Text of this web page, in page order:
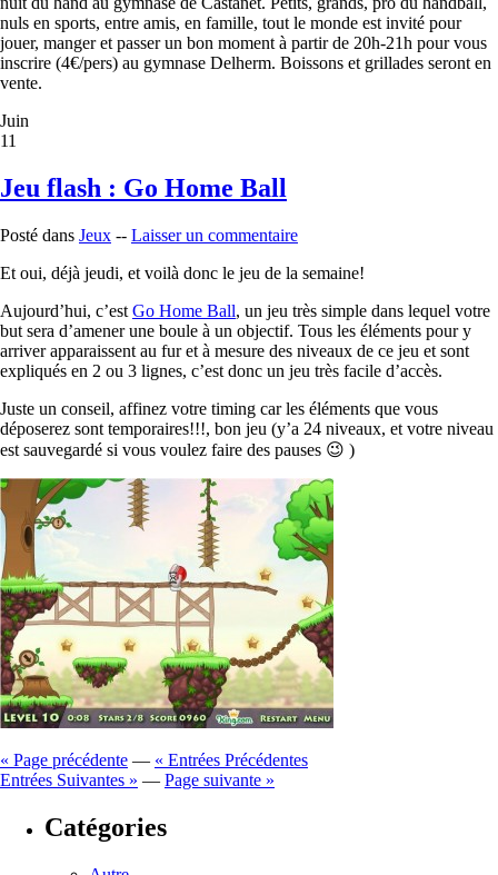
nuls en sports, entre amis, en famille, tout le monde est invité pour
jouer, manger et passer un bon moment à partir de 20h-21h pour vous
inscrire (4€/pers) au gymnase Delherm. Boissons et grillades seront en
vente.
Juin
11
Jeu flash : Go Home Ball
Posté dans Jeux -- Laisser un commentaire
Et oui, déjà jeudi, et voilà donc le jeu de la semaine!
Aujourd’hui, c’est Go Home Ball, un jeu très simple dans lequel votre
but sera d’amener une boule à un objectif. Tous les éléments pour y
arriver apparaissent au fur et à mesure des niveaux de ce jeu et sont
expliqués en 2 ou 3 lignes, c’est donc un jeu très facile d’accès.
Juste un conseil, affinez votre timing car les éléments que vous
déposerez sont temporaires!!!, bon jeu (y’a 24 niveaux, et votre niveau
est sauvegardé si vous voulez faire des pauses 😉 )
« Page précédente — « Entrées Précédentes
Entrées Suivantes » — Page suivante »
Catégories